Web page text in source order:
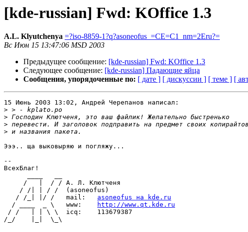
[kde-russian] Fwd: KOffice 1.3
A.L. Klyutchenya =?iso-8859-1?q?asoneofus_=CE=C1_nm=2Eru?=
Вс Июн 15 13:47:06 MSD 2003
Предыдущее сообщение: [kde-russian] Fwd: KOffice 1.3
Следующее сообщение: [kde-russian] Падающие яйца
Сообщения, упорядоченные по: [ дате ] [ дискуссии ] [ теме ] [
15 Июнь 2003 13:02, Андрей Черепанов написал:
>
>
>
>
Эээ.. ща выковыряю и погляжу...
--
ВсехБлаг!
     /   |  / / А. Л. Клютченя
    / /| | / /  (asoneofus)
   / /_| |/ /   mail:
asoneofus на kde.ru
  / ____  _ \   www:
http://www.qt.kde.ru
/ /   | | \ \  icq:    113679387
/_/    |_|  \_\